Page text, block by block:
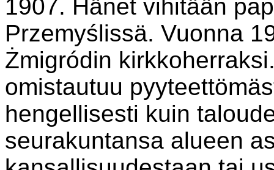
1907. Hänet vihitään
Przemyślissä. Vuonna
Żmigródin
omistautuu
hengellisesti kuin
seurakuntansa alueen